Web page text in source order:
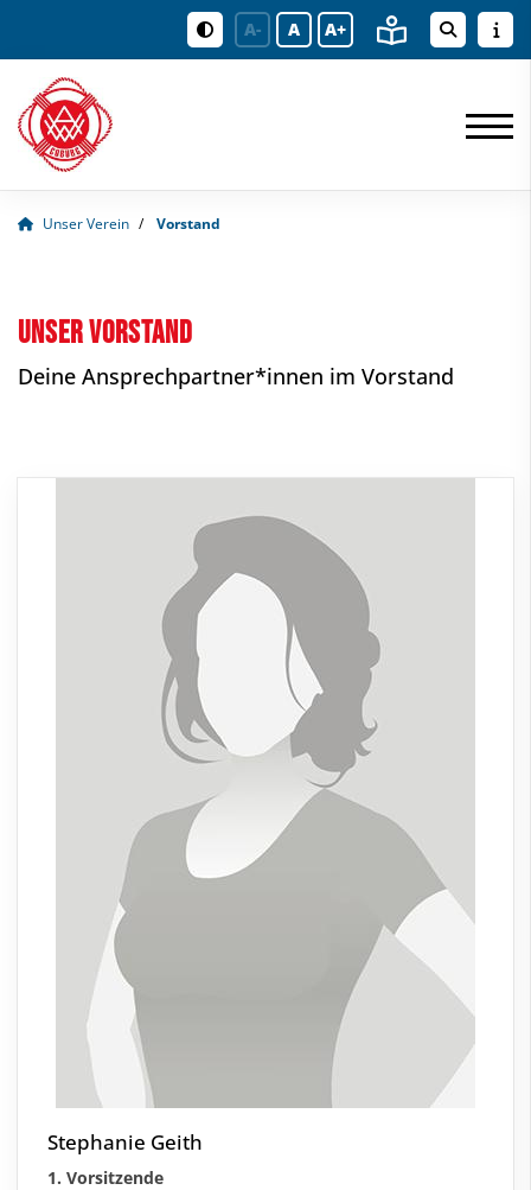
A- A A+
Unser Verein Vorstand
Unser Vorstand
Deine Ansprechpartner*innen im Vorstand
Stephanie Geith
1. Vorsitzende